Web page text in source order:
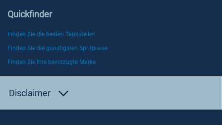
Quickfinder
Finden Sie die besten Tankstellen
Finden Sie die günstigsten Spritpreise
Finden Sie Ihre bevorzugte Marke
Disclaimer